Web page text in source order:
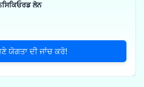
ਲੋਨ
ਯੋਗਤਾ ਦੀ ਜਾਂਚ ਕਰੋ!